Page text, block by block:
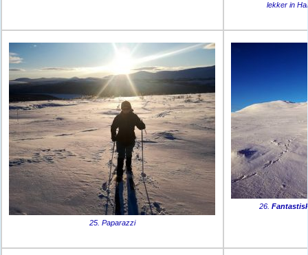
lekker in
25. Paparazzi
26.